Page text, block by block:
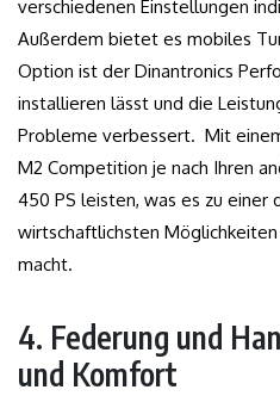
verschiedenen Einstellungen
Außerdem bietet es mobiles
Option ist der Dinantronics
installieren lässt und die
Probleme verbessert. Mit
M2 Competition je nach Ihren
450 PS leisten, was es zu einer
wirtschaftlichsten
macht.
4. Federung und
und Komfort